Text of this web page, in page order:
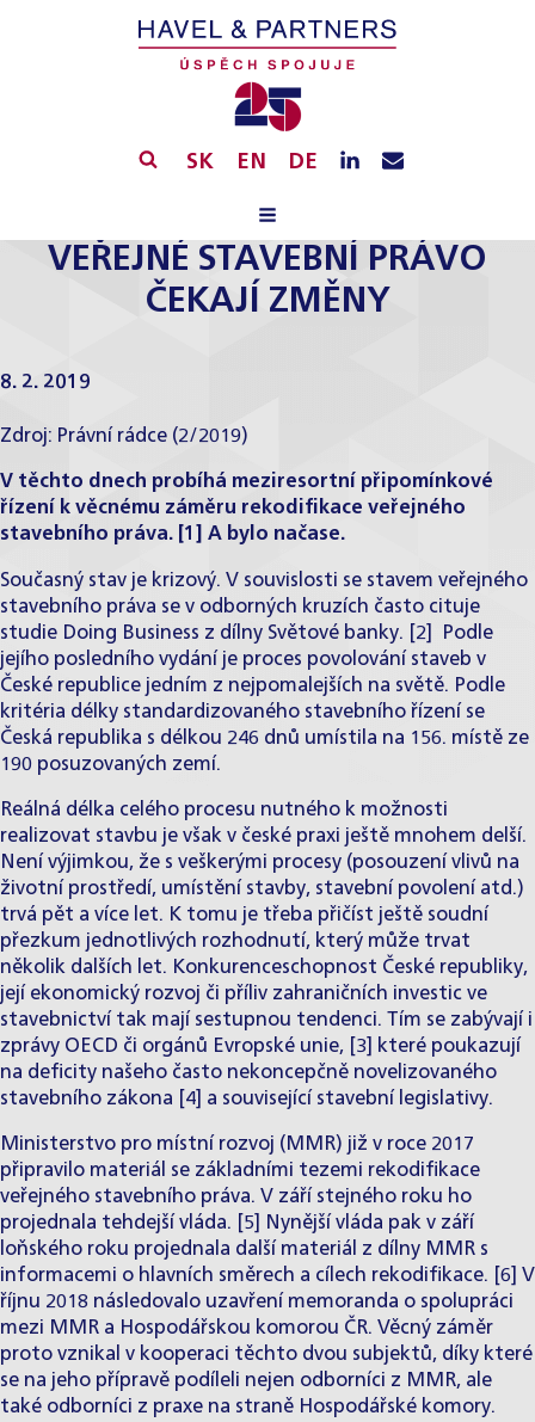
SK EN DE
VEŘEJNÉ STAVEBNÍ PRÁVO
ČEKAJÍ ZMĚNY
8. 2. 2019
Zdroj: Právní rádce (2/2019)
V těchto dnech probíhá meziresortní připomínkové
řízení k věcnému záměru rekodifikace veřejného
stavebního práva. [1] A bylo načase.
Současný stav je krizový. V souvislosti se stavem veřejného
stavebního práva se v odborných kruzích často cituje
studie Doing Business z dílny Světové banky. [2] Podle
jejího posledního vydání je proces povolování staveb v
České republice jedním z nejpomalejších na světě. Podle
kritéria délky standardizovaného stavebního řízení se
Česká republika s délkou 246 dnů umístila na 156. místě ze
190 posuzovaných zemí.
Reálná délka celého procesu nutného k možnosti
realizovat stavbu je však v české praxi ještě mnohem delší.
Není výjimkou, že s veškerými procesy (posouzení vlivů na
životní prostředí, umístění stavby, stavební povolení atd.)
trvá pět a více let. K tomu je třeba přičíst ještě soudní
přezkum jednotlivých rozhodnutí, který může trvat
několik dalších let. Konkurenceschopnost České republiky,
její ekonomický rozvoj či příliv zahraničních investic ve
stavebnictví tak mají sestupnou tendenci. Tím se zabývají i
zprávy OECD či orgánů Evropské unie, [3] které poukazují
na deficity našeho často nekoncepčně novelizovaného
stavebního zákona [4] a související stavební legislativy.
Ministerstvo pro místní rozvoj (MMR) již v roce 2017
připravilo materiál se základními tezemi rekodifikace
veřejného stavebního práva. V září stejného roku ho
projednala tehdejší vláda. [5] Nynější vláda pak v září
loňského roku projednala další materiál z dílny MMR s
informacemi o hlavních směrech a cílech rekodifikace. [6] V
říjnu 2018 následovalo uzavření memoranda o spolupráci
mezi MMR a Hospodářskou komorou ČR. Věcný záměr
proto vznikal v kooperaci těchto dvou subjektů, díky které
se na jeho přípravě podíleli nejen odborníci z MMR, ale
také odborníci z praxe na straně Hospodářské komory.